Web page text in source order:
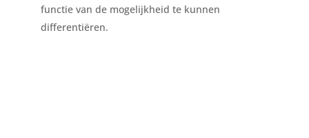
functie van de mogelijkheid te kunnen
differentiëren.